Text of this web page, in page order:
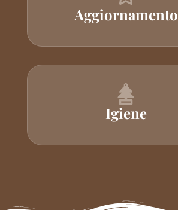
Aggiornamento
Igiene